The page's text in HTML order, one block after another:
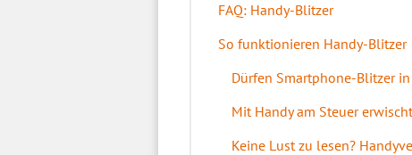
FAQ: Handy-Blitzer
So funktionieren Handy-Blitzer
Dürfen Smartphone-Blitzer
Mit Handy am Steuer
Keine Lust zu lesen?